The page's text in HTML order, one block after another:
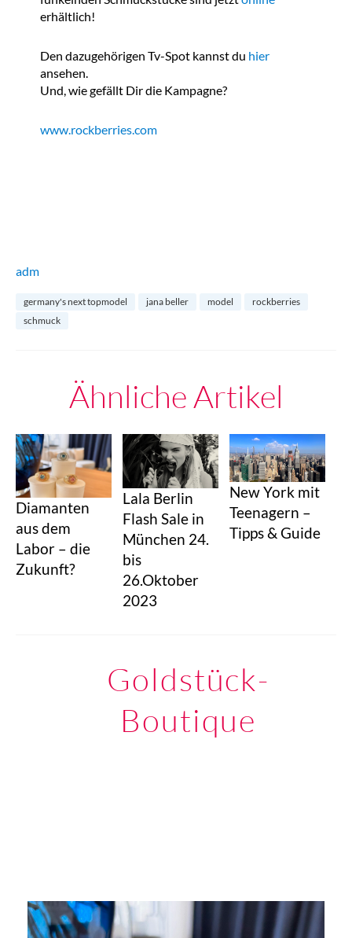
erhältlich!
Den dazugehörigen Tv-Spot kannst du hier
ansehen.
Und, wie gefällt Dir die Kampagne?
www.rockberries.com
adm
germany's next topmodel jana beller model
rockberries
schmuck
Ähnliche Artikel
Diamanten
aus dem
Labor – die
Zukunft?
Lala Berlin
Flash Sale in
München 24.
bis
26.Oktober
2023
New York mit
Teenagern –
Tipps & Guide
Goldstück-
Boutique